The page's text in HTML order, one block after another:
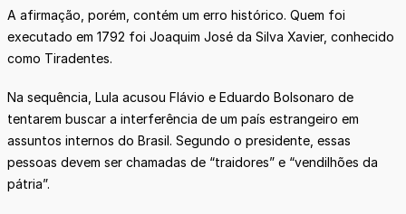
A afirmação, porém, contém um erro histórico. Quem foi
executado em 1792 foi Joaquim José da Silva Xavier, conhecido
como Tiradentes.
Na sequência, Lula acusou Flávio e Eduardo Bolsonaro de
tentarem buscar a interferência de um país estrangeiro em
assuntos internos do Brasil. Segundo o presidente, essas
pessoas devem ser chamadas de “traidores” e “vendilhões da
pátria”.